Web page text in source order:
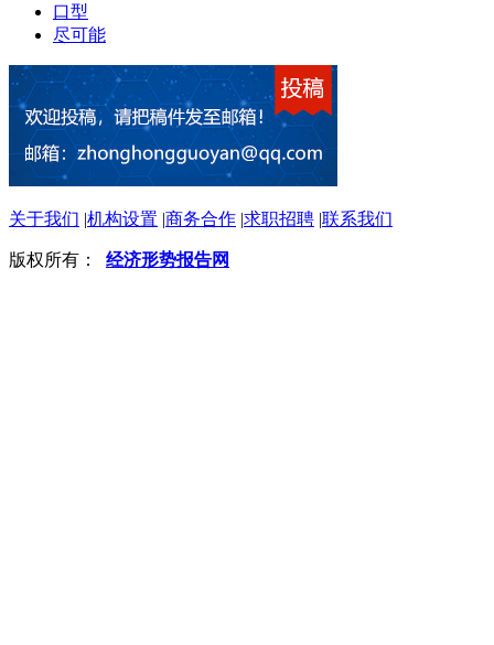
口型
尽可能
关于我们 |机构设置 |商务合作 |求职招聘 |联系我们
版权所有： 经济形势报告网